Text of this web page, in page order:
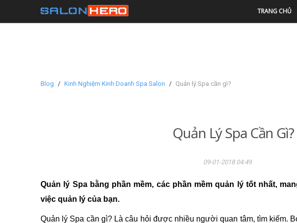
TRANG CHỦ
Blog Kinh Nghiệm Kinh Doanh Spa Salon Quản lý Spa cần gì?
Quản Lý Spa Cần Gì?
09-01-2018 04:49
Quản lý Spa bằng phần mềm, các phần mềm quản lý tốt nhất,
việc quản lý của bạn.
Quản lý Spa cần gì? Là câu hỏi được nhiều người quan tâm, tìm kiếm.